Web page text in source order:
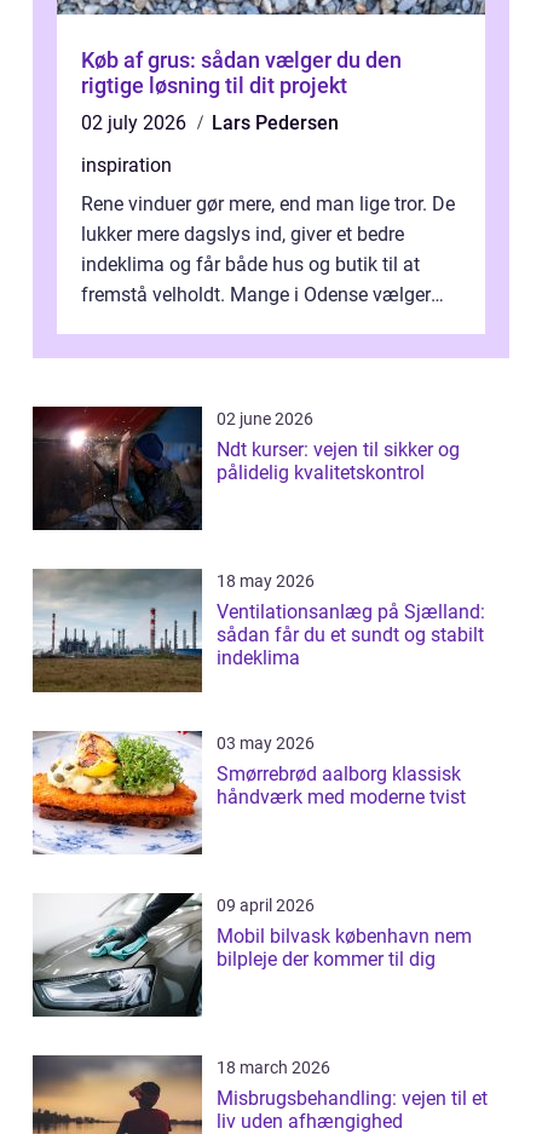
Køb af grus: sådan vælger du den
rigtige løsning til dit projekt
02 july 2026
Lars Pedersen
inspiration
Rene vinduer gør mere, end man lige tror. De
lukker mere dagslys ind, giver et bedre
indeklima og får både hus og butik til at
fremstå velholdt. Mange i Odense vælger
02 june 2026
Ndt kurser: vejen til sikker og
pålidelig kvalitetskontrol
18 may 2026
Ventilationsanlæg på Sjælland:
sådan får du et sundt og stabilt
indeklima
03 may 2026
Smørrebrød aalborg klassisk
håndværk med moderne tvist
09 april 2026
Mobil bilvask københavn nem
bilpleje der kommer til dig
18 march 2026
Misbrugsbehandling: vejen til et
liv uden afhængighed